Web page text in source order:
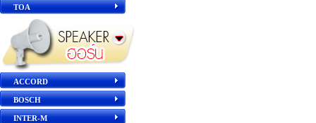
TOA
ACCORD
BOSCH
INTER-M